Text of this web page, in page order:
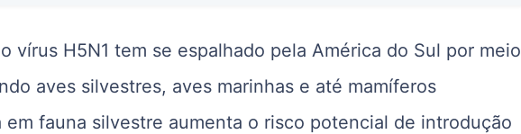
vírus H5N1 tem se espalhado pela América do Sul por meio
aves silvestres, aves marinhas e até mamíferos
em fauna silvestre aumenta o risco potencial de introdução